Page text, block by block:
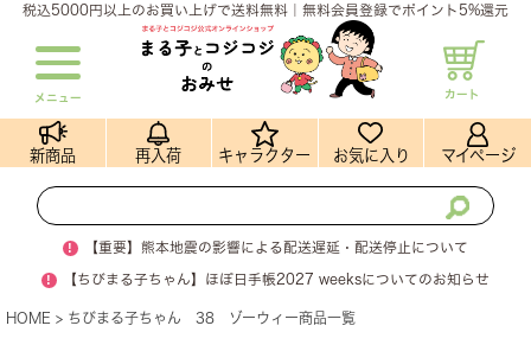
税込5000円以上のお買い上げで送料無料｜無料会員登録でポイント5%還元
メニュー カート
新商品 再入荷 キャラクター お気に入り マイページ
! 【重要】熊本地震の影響による配送遅延・配送停止について
! 【ちびまる子ちゃん】ほぼ日手帳2027 weeksについてのお知らせ
HOME ちびまる子ちゃん 38 ゾーウィー商品一覧